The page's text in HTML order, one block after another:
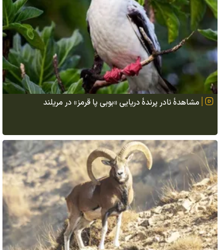
مشاهدهٔ نادر پرندهٔ دریایی «بوبی پا قرمز» در مریلند